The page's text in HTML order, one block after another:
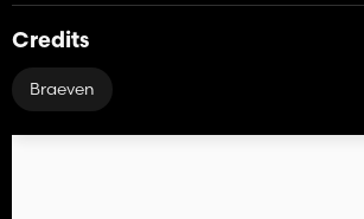
Credits
Braeven